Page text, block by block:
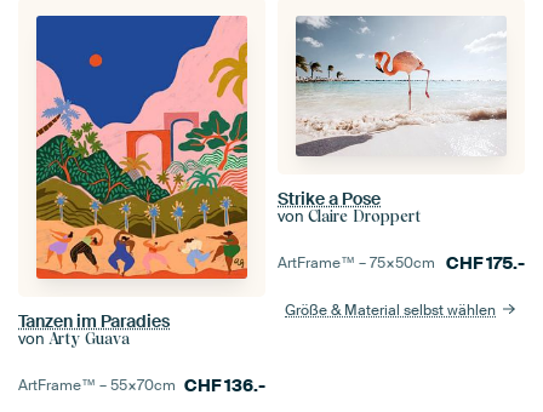
Tanzen im Paradies
von Arty Guava
ArtFrame™ –55×70cm CHF136.-
Strike a Pose
von Claire Droppert
ArtFrame™ –75×50cm CHF175.-
Größe & Material selbst wählen